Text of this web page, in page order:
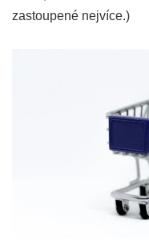
zastoupené nejvíce.)